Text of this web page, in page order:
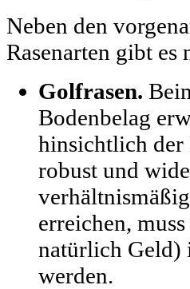
Neben den
Rasenarten gibt
Golfrasen.
Bodenbelag
hinsichtlich der
robust und
erreichen,
natürlich Geld)
werden.